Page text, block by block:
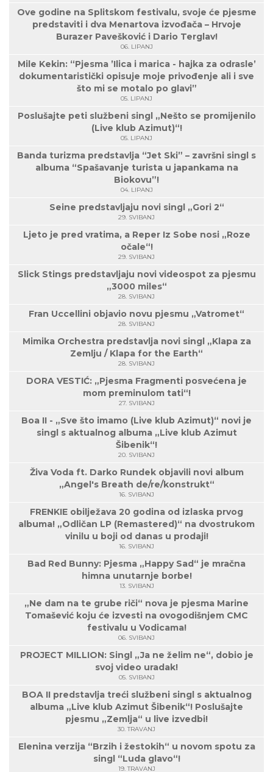
Ove godine na Splitskom festivalu, svoje će pjesme
predstaviti i dva Menartova izvođača – Hrvoje
Burazer Pavešković i Dario Terglav!
06. LIPANJ
Mile Kekin: “Pjesma ’Ilica i marica - hajka za odrasle’
dokumentaristički opisuje moje privođenje ali i sve
što mi se motalo po glavi”
05. LIPANJ
Poslušajte peti službeni singl „Nešto se promijenilo
(Live klub Azimut)“!
05. LIPANJ
Banda turizma predstavlja “Jet Ski” – završni singl s
albuma “Spašavanje turista u japankama na
Biokovu”!
04. LIPANJ
Seine predstavljaju novi singl „Gori 2“
29. SVIBANJ
Ljeto je pred vratima, a Reper Iz Sobe nosi „Roze
očale“!
29. SVIBANJ
Slick Stings predstavljaju novi videospot za pjesmu
„3000 miles“
28. SVIBANJ
Fran Uccellini objavio novu pjesmu „Vatromet“
28. SVIBANJ
Mimika Orchestra predstavlja novi singl „Klapa za
Zemlju / Klapa for the Earth“
28. SVIBANJ
DORA VESTIĆ: „Pjesma Fragmenti posvećena je
mom preminulom tati“!
27. SVIBANJ
Boa II - „Sve što imamo (Live klub Azimut)“ novi je
singl s aktualnog albuma „Live klub Azimut
Šibenik“!
20. SVIBANJ
Živa Voda ft. Darko Rundek objavili novi album
„Angel's Breath de/re/konstrukt“
16. SVIBANJ
FRENKIE obilježava 20 godina od izlaska prvog
albuma! „Odličan LP (Remastered)“ na dvostrukom
vinilu u boji od danas u prodaji!
16. SVIBANJ
Bad Red Bunny: Pjesma „Happy Sad“ je mračna
himna unutarnje borbe!
13. SVIBANJ
„Ne dam na te grube riči“ nova je pjesma Marine
Tomašević koju će izvesti na ovogodišnjem CMC
festivalu u Vodicama!
06. SVIBANJ
PROJECT MILLION: Singl „Ja ne želim ne“, dobio je
svoj video uradak!
05. SVIBANJ
BOA II predstavlja treći službeni singl s aktualnog
albuma „Live klub Azimut Šibenik“! Poslušajte
pjesmu „Zemlja“ u live izvedbi!
30. TRAVANJ
Elenina verzija “Brzih i žestokih“ u novom spotu za
singl “Luda glavo“!
19. TRAVANJ